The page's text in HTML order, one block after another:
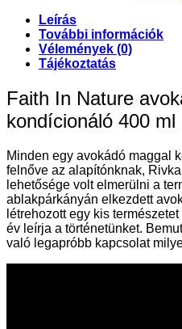
Leírás
További információk
Vélemények (0)
Tájékoztatás
Faith In Nature
kondícionáló 400 ml
Minden egy avokádó maggal
felnőve az alapítónknak,
lehetősége volt elmerülni a
ablakpárkányán elkezdett
létrehozott egy kis
év leírja a történetünket.
való legapróbb kapcsolat